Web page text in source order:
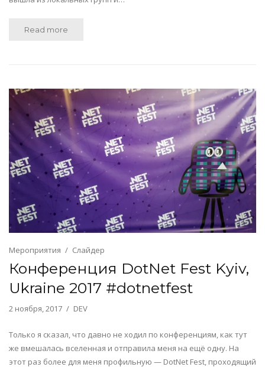
Read more
Мероприятия Слайдер
Конференция DotNet Fest Kyiv,
Ukraine 2017 #dotnetfest
2 ноября, 2017 DEV
Только я сказал, что давно не ходил по конференциям, как тут
же вмешалась вселенная и отправила меня на ещё одну. На
этот раз более для меня профильную — DotNet Fest, проходящий